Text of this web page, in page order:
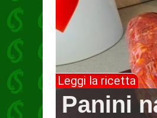
Leggi la ricetta
Panini